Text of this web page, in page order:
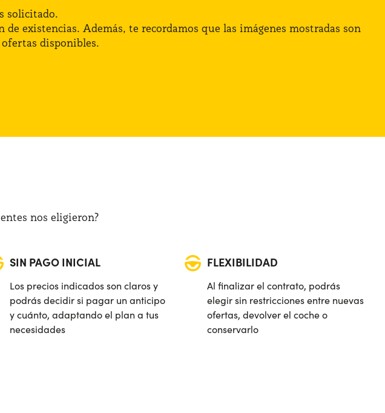
solicitado.
existencias. Además, te recordamos que las imágenes mostradas son
disponibles.
nos eligieron?
SIN PAGO INICIAL
Los precios indicados son claros y
podrás decidir si pagar un anticipo
y cuánto, adaptando el plan a tus
necesidades
FLEXIBILIDAD
Al finalizar el contrato, podrás
elegir sin restricciones entre nuevas
ofertas, devolver el coche o
conservarlo